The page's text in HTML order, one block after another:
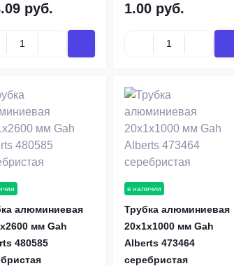
руб. 1.00 руб.
алюминиевая
мм Gah
480585
в наличии
Трубка алюминиевая
20х1х1000 мм Gah
Alberts 473464
серебристая